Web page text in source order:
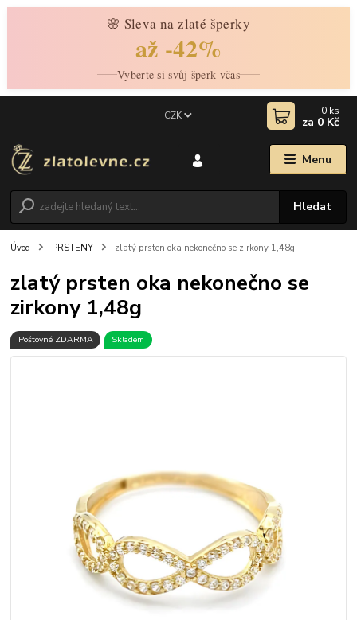
🌸 Sleva na zlaté šperky
až -42%
Vyberte si svůj šperk včas
Menu
CZK
Hledat
0 ks
za 0 Kč
Úvod PRSTENY zlatý prsten oka nekonečno se zirkony 1,48g
zlatý prsten oka nekonečno se
zirkony 1,48g
Poštovné ZDARMA Skladem